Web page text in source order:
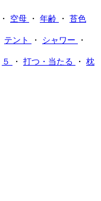
・ 空母 ・ 年齢 ・ 苔色
テント ・ シャワー ・
５ ・ 打つ・当たる ・ 枕